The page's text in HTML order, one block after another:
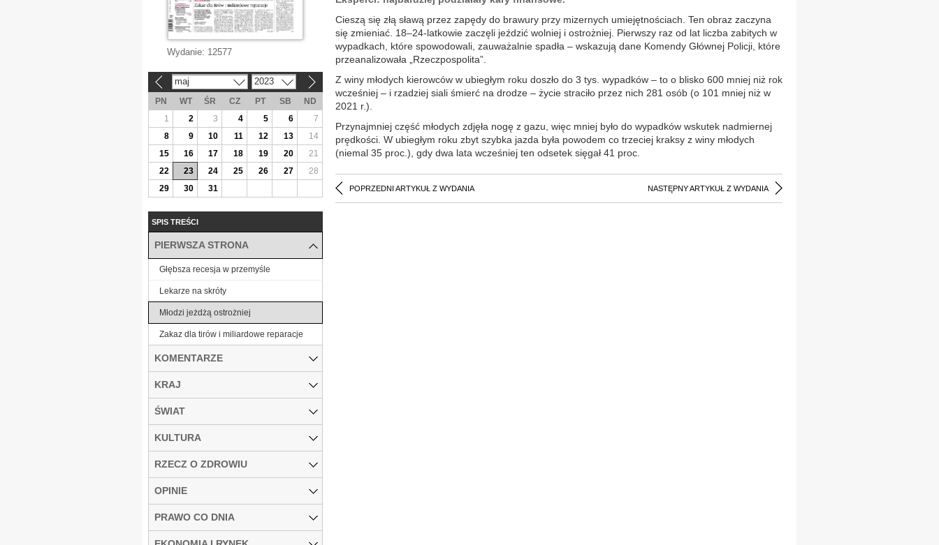
Cieszą się złą sławą przez zapędy do brawury przy mizernych umiejętnościach. Ten obraz zaczyna
się zmieniać. 18–24-latkowie zaczęli jeździć wolniej i ostrożniej. Pierwszy raz od lat liczba zabitych w
wypadkach, które spowodowali, zauważalnie spadła – wskazują dane Komendy Głównej Policji, które
przeanalizowała „Rzeczpospolita”.
Z winy młodych kierowców w ubiegłym roku doszło do 3 tys. wypadków – to o blisko 600 mniej niż rok
wcześniej – i rzadziej siali śmierć na drodze – życie straciło przez nich 281 osób (o 101 mniej niż w
2021 r.).
Przynajmniej część młodych zdjęła nogę z gazu, więc mniej było do wypadków wskutek nadmiernej
prędkości. W ubiegłym roku zbyt szybka jazda była powodem co trzeciej kraksy z winy młodych
(niemal 35 proc.), gdy dwa lata wcześniej ten odsetek sięgał 41 proc.
POPRZEDNI ARTYKUŁ Z WYDANIA NASTĘPNY ARTYKUŁ Z WYDANIA
Wydanie: 12577
maj 2023
PN WT ŚR CZ PT SB
ND
1
2 3 4 5 6
7
8
9 10 11 12 13
14
15
16 17 18 19 20
21
22
23 24 25 26 27
28
29
30 31
SPIS TREŚCI
PIERWSZA STRONA
Głębsza recesja w przemyśle
Lekarze na skróty
Młodzi jeżdżą ostrożniej
Zakaz dla tirów i miliardowe reparacje
KOMENTARZE
KRAJ
ŚWIAT
KULTURA
RZECZ O ZDROWIU
OPINIE
PRAWO CO DNIA